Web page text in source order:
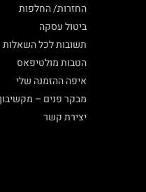
החזרות/ החלפות
ביטול עסקה
תשובות לכל השאלות
הטבות מולטיפאס
איפה ההזמנה שלי
מבקר פנים – מקשיבון
יצירת קשר